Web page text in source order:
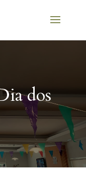
dos